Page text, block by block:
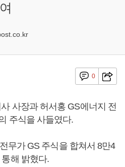
0
사장과 허서홍 GS에너지 전
주식을 사들였다.
무가 GS 주식을 합쳐서 8만4
해 밝혔다.